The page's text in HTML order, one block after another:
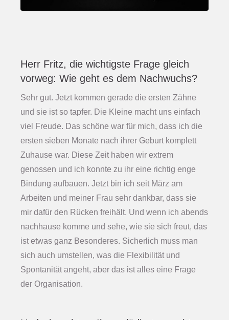
Herr Fritz, die wichtigste Frage gleich
vorweg: Wie geht es dem Nachwuchs?
Sehr gut. Jetzt kommen gerade die ersten Zähne
und sie ist so tapfer. Die Kleine macht uns einfach
viel Freude. Das schöne war für mich, dass ich die
ersten sieben Monate nach ihrer Geburt komplett
Zuhause war. Diese Zeit haben wir extrem
genossen und ich konnte zu ihr eine richtig enge
Bindung aufbauen. Jetzt bin ich seit März am
Arbeiten und meiner Frau sehr dankbar, dass sie
mir dafür den Rücken freihält. Und wenn ich abends
nachhause komme und sehe, wie sie sich freut, das
ist etwas ganz Besonderes. Sicherlich muss man
sich auch umstellen, was die Flexibilität und
Spontanität angeht, aber das ist alles eine Frage
der Organisation.